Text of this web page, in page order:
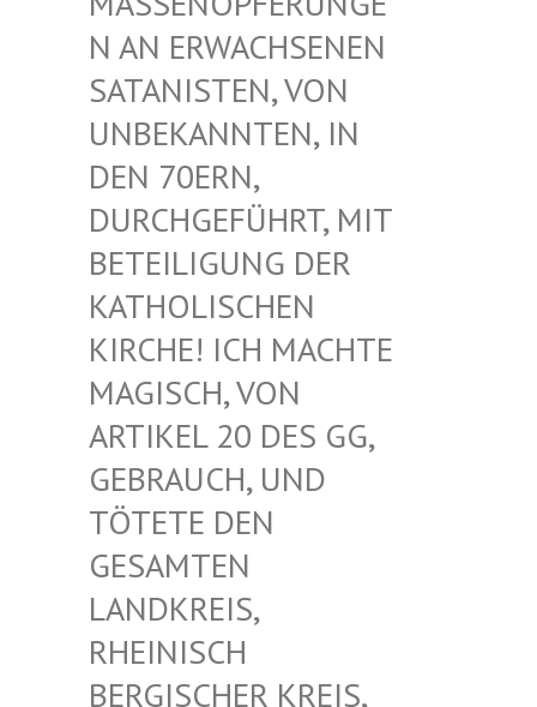
AN ERWACHSENEN S
ATANISTEN, VON U
NBEKANNTEN, IN D
EN 70ERN, D
URCHGEFÜHRT, MIT B
ETEILIGUNG DER K
ATHOLISCHEN K
IRCHE! ICH MACHTE M
AGISCH, VON A
RTIKEL 20 DES GG, G
EBRAUCH, UND T
ÖTETE DEN G
ESAMTEN L
ANDKREIS, R
HEINISCH B
ERGISCHER KREIS, B